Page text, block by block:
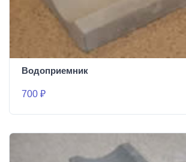
Водоприемник
700 ₽